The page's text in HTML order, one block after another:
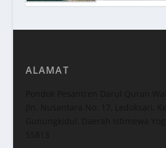
ALAMAT